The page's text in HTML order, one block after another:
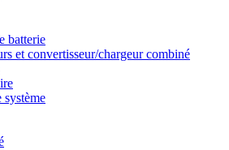
batterie
et convertisseur/chargeur combiné
système